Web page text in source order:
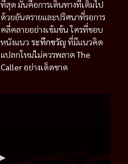
ที่สุด มันคือการเดินทางที่เต็มไป
ด้วยอันตรายและปริศนาที่รอการ
คลี่คลายอย่างเข้มข้น ใครที่ชอบ
หนังแนว ระทึกขวัญ ที่มีแนวคิด
แปลกใหม่ไม่ควรพลาดThe
Callerอย่างเด็ดขาด